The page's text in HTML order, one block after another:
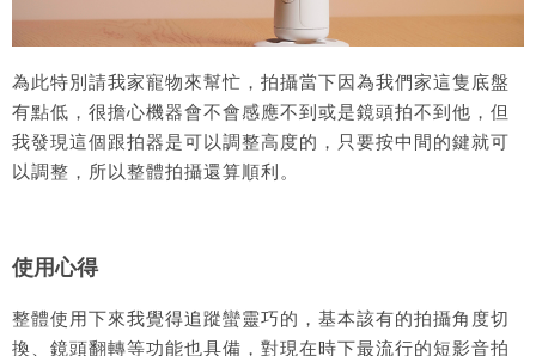
為此特別請我家寵物來幫忙，拍攝當下因為我們家這隻底盤
有點低，很擔心機器會不會感應不到或是鏡頭拍不到他，但
我發現這個跟拍器是可以調整高度的，只要按中間的鍵就可
以調整，所以整體拍攝還算順利。
使用心得
整體使用下來我覺得追蹤蠻靈巧的，基本該有的拍攝角度切
換、鏡頭翻轉等功能也具備，對現在時下最流行的短影音拍